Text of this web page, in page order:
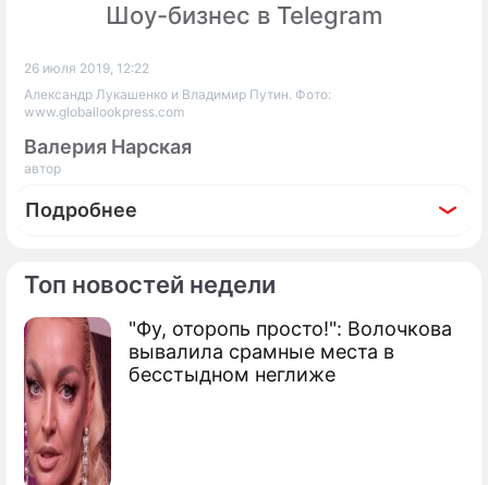
Топ новостей недели
"Фу, оторопь просто!": Волочкова
вывалила срамные места в
бесстыдном неглиже
Шоу-бизнес в Telegram
26 июля 2019, 12:22
Александр Лукашенко и Владимир Путин. Фото:
www.globallookpress.com
Валерия Нарская
автор
Подробнее
По теме
Продолжение: Ничего святого: